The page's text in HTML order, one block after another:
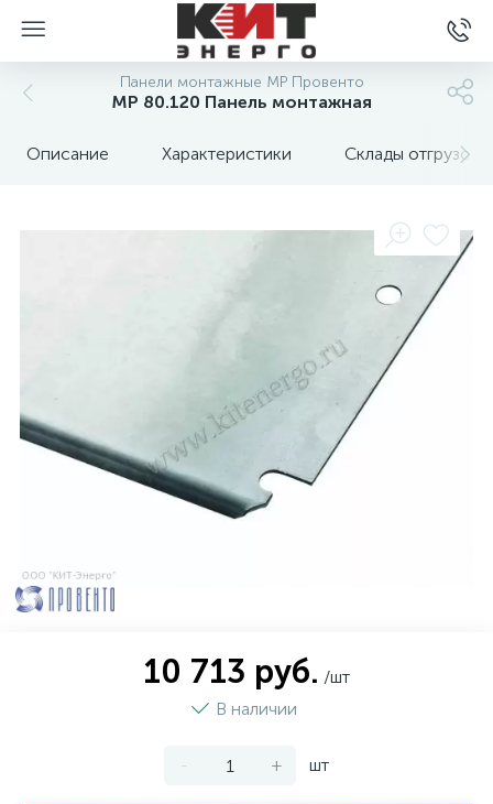
Панели монтажные MP Провенто
MP 80.120 Панель монтажная
Описание Характеристики Склады отгрузок
10 713 руб. /шт
В наличии
- + шт